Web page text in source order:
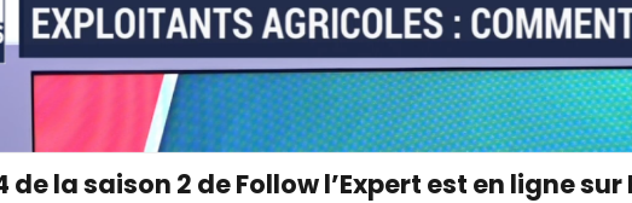
de la saison 2 de Follow l’Expert est en ligne sur